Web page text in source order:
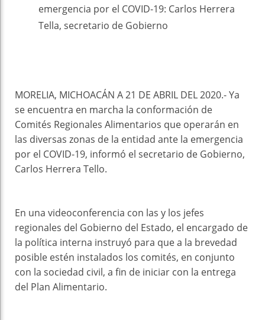
emergencia por el COVID-19: Carlos Herrera
Tella, secretario de Gobierno
MORELIA, MICHOACÁN A 21 DE ABRIL DEL 2020.- Ya
se encuentra en marcha la conformación de
Comités Regionales Alimentarios que operarán en
las diversas zonas de la entidad ante la emergencia
por el COVID-19, informó el secretario de Gobierno,
Carlos Herrera Tello.
En una videoconferencia con las y los jefes
regionales del Gobierno del Estado, el encargado de
la política interna instruyó para que a la brevedad
posible estén instalados los comités, en conjunto
con la sociedad civil, a fin de iniciar con la entrega
del Plan Alimentario.